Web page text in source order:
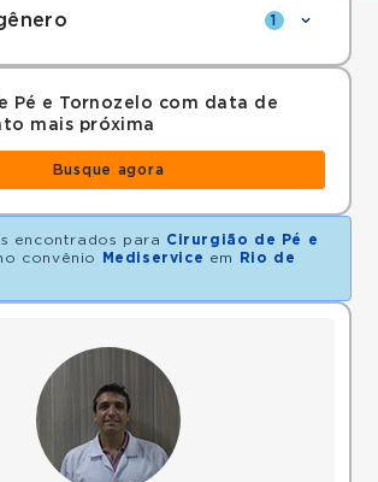
1
Pé e Tornozelo com data de
mais próxima
Busque agora
encontrados para Cirurgião de Pé e
convênio Mediservice em
Rio de